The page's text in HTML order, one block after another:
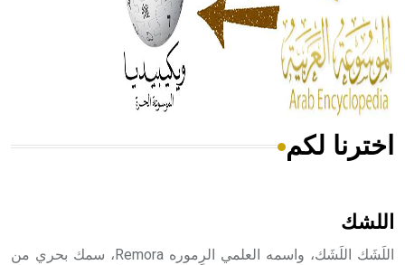
- هل تعلم أن المرجان إفراز حيواني يتكون في البحر ويتركب
من مادة كربونات الكلسيوم، وهو أحمر أو شديد الحمرة وهو
أجود أنواعه، ويمتاز بكبر الحجم ويسمى الش
هل تعلم أن الأبسيد كلمة فرنسية اللفظ تم اعتمادها مصطلحاً
اخترنا لكم
اللشك
اللَشَك اللَشَك، واسمه العلمي الرِموره Remora، سمك بحري من